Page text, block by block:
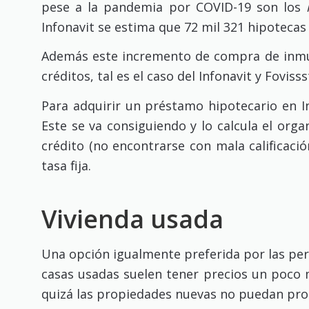
pese a la pandemia por COVID-19 son los
Infonavit se estima que 72 mil 321
Además este incremento de compra de
créditos, tal es el caso del Infonavit y
Para adquirir un préstamo hipotecario en
Este se va consiguiendo y lo calcula el
crédito (no encontrarse con mala
tasa fija.
Vivienda usada
Una opción igualmente preferida por las
casas usadas suelen tener precios un
quizá las propiedades nuevas no puedan